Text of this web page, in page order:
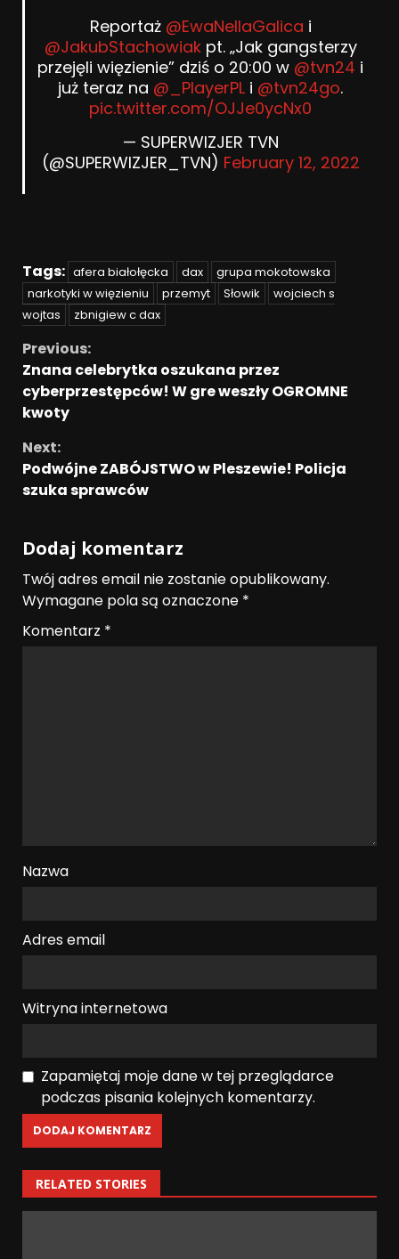
Reportaż @EwaNellaGalica i
@JakubStachowiakpt. „Jak gangsterzy
przejęli więzienie” dziś o 20:00 w @tvn24 i
już teraz na @_PlayerPL i @tvn24go.
pic.twitter.com/OJJe0ycNx0
— SUPERWIZJER TVN
(@SUPERWIZJER_TVN) February 12, 2022
Tags: afera białołęcka dax
grupa mokotowska
narkotyki w więzieniu
przemyt Słowik
wojciech s
wojtas
zbnigiew c dax
Previous:
Znana celebrytka oszukana przez
cyberprzestępców! W gre weszły OGROMNE
kwoty
Next:
Podwójne ZABÓJSTWO w Pleszewie! Policja
szuka sprawców
Dodaj komentarz
Twój adres email nie zostanie opublikowany.
Wymagane pola są oznaczone *
Komentarz *
Nazwa
Adres email
Witryna internetowa
Zapamiętaj moje dane w tej przeglądarce
podczas pisania kolejnych komentarzy.
RELATED STORIES